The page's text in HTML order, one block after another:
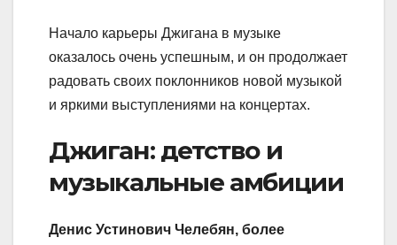
Начало карьеры Джигана в музыке
оказалось очень успешным, и он продолжает
радовать своих поклонников новой музыкой
и яркими выступлениями на концертах.
Джиган: детство и
музыкальные амбиции
Денис Устинович Челебян, более